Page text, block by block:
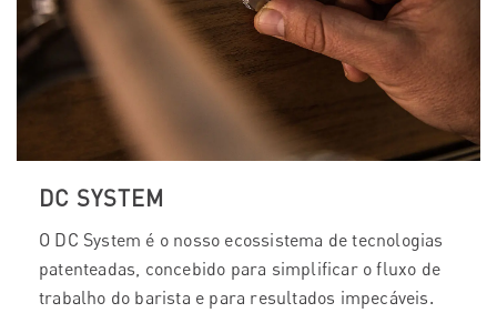
DC SYSTEM
O DC System é o nosso ecossistema de tecnologias
patenteadas, concebido para simplificar o fluxo de
trabalho do barista e para resultados impecáveis.